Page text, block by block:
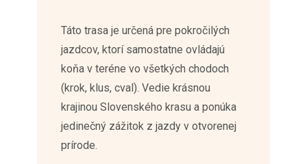
Táto trasa je určená pre pokročilých
jazdcov, ktorí samostatne ovládajú
koňa v teréne vo všetkých chodoch
(krok, klus, cval). Vedie krásnou
krajinou Slovenského krasu a ponúka
jedinečný zážitok z jazdy v otvorenej
prírode.